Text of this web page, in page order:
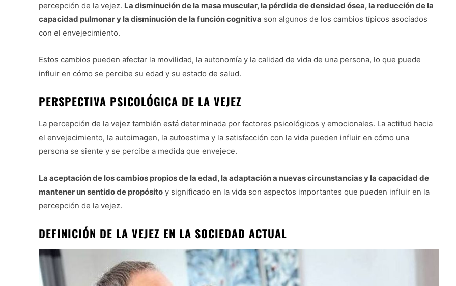
percepción de la vejez. La disminución de la masa muscular, la pérdida de densidad ósea, la reducción de la
capacidad pulmonar y la disminución de la función cognitiva son algunos de los cambios típicos asociados
con el envejecimiento.
Estos cambios pueden afectar la movilidad, la autonomía y la calidad de vida de una persona, lo que puede
influir en cómo se percibe su edad y su estado de salud.
PERSPECTIVA PSICOLÓGICA DE LA VEJEZ
La percepción de la vejez también está determinada por factores psicológicos y emocionales. La actitud hacia
el envejecimiento, la autoimagen, la autoestima y la satisfacción con la vida pueden influir en cómo una
persona se siente y se percibe a medida que envejece.
La aceptación de los cambios propios de la edad, la adaptación a nuevas circunstancias y la capacidad de
mantener un sentido de propósito y significado en la vida son aspectos importantes que pueden influir en la
percepción de la vejez.
DEFINICIÓN DE LA VEJEZ EN LA SOCIEDAD ACTUAL